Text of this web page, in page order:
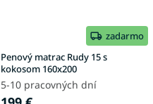
zadarmo
Penový matrac Rudy 15 s
kokosom 160x200
5-10 pracovných dní